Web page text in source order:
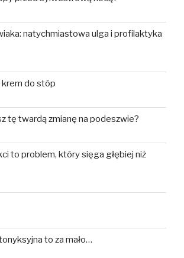
natychmiastowa ulga i profilaktyka
krem do stóp
tę twardą zmianę na podeszwie?
to problem, który sięga głębiej niż
to za mało…